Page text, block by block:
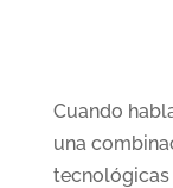
Cuando
una